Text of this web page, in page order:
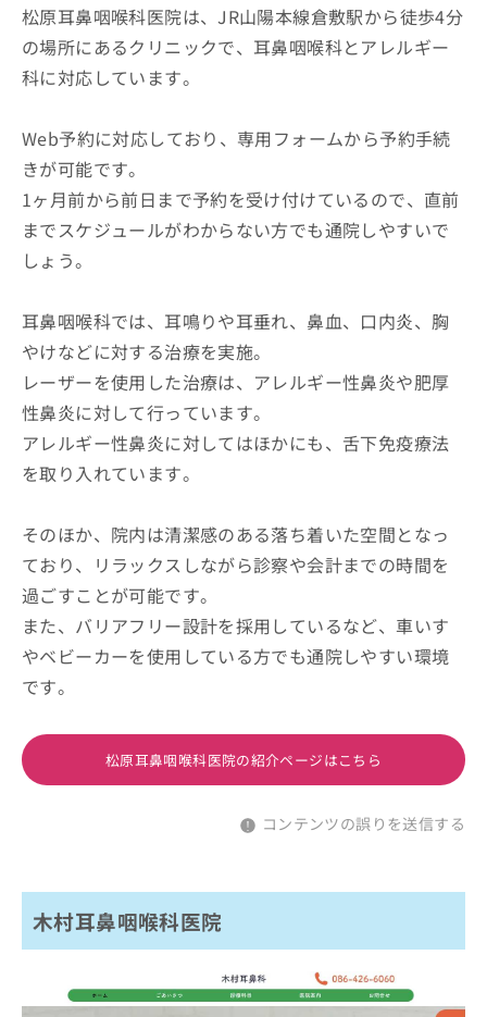
松原耳鼻咽喉科医院は、JR山陽本線倉敷駅から徒歩4分
の場所にあるクリニックで、耳鼻咽喉科とアレルギー
科に対応しています。
Web予約に対応しており、専用フォームから予約手続
きが可能です。
1ヶ月前から前日まで予約を受け付けているので、直前
までスケジュールがわからない方でも通院しやすいで
しょう。
耳鼻咽喉科では、耳鳴りや耳垂れ、鼻血、口内炎、胸
やけなどに対する治療を実施。
レーザーを使用した治療は、アレルギー性鼻炎や肥厚
性鼻炎に対して行っています。
アレルギー性鼻炎に対してはほかにも、舌下免疫療法
を取り入れています。
そのほか、院内は清潔感のある落ち着いた空間となっ
ており、リラックスしながら診察や会計までの時間を
過ごすことが可能です。
また、バリアフリー設計を採用しているなど、車いす
やベビーカーを使用している方でも通院しやすい環境
です。
松原耳鼻咽喉科医院の紹介ページはこちら
コンテンツの誤りを送信する
木村耳鼻咽喉科医院